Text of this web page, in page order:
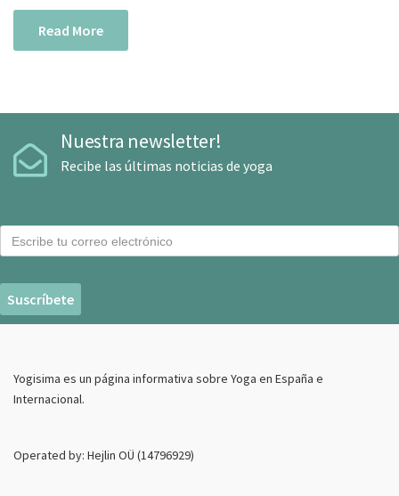
Read More
Nuestra newsletter!
Recibe las últimas noticias de yoga
o
e
Yogisima es un página informativa sobre Yoga en España e
Internacional.
Operated by: Hejlin OÜ (14796929)